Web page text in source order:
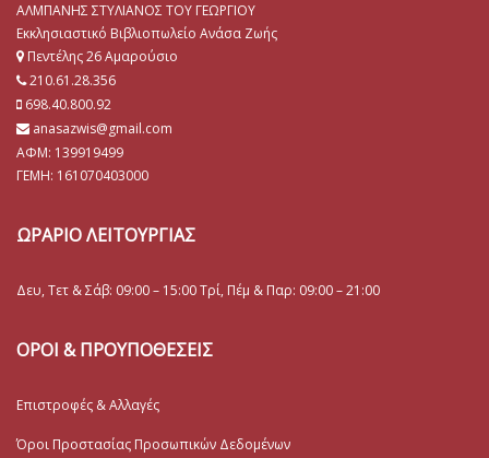
ΑΛΜΠΑΝΗΣ ΣΤΥΛΙΑΝΟΣ ΤΟΥ ΓΕΩΡΓΙΟΥ
Εκκλησιαστικό Βιβλιοπωλείο Ανάσα Ζωής
Πεντέλης 26 Αμαρούσιο
210.61.28.356
698.40.800.92
anasazwis@gmail.com
ΑΦΜ: 139919499
ΓΕΜΗ: 161070403000
ΩΡΑΡΙΟ ΛΕΙΤΟΥΡΓΙΑΣ
Δευ, Τετ & Σάβ: 09:00 – 15:00 Τρί, Πέμ & Παρ: 09:00 – 21:00
ΟΡΟΙ & ΠΡΟΥΠΟΘΕΣΕΙΣ
Επιστροφές & Αλλαγές
Όροι Προστασίας Προσωπικών Δεδομένων